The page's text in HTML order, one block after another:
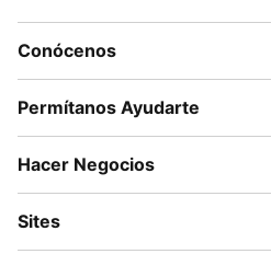
Conócenos
Permítanos Ayudarte
Hacer Negocios
Sites